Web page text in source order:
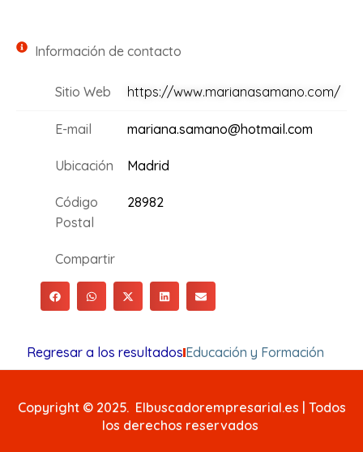
Información de contacto
Sitio Web https://www.marianasamano.com/
E-mail mariana.samano@hotmail.com
Ubicación Madrid
Código
Postal
28982
Compartir
Regresar a los resultadosEducación y Formación
Copyright © 2025. Elbuscadorempresarial.es | Todos
los derechos reservados